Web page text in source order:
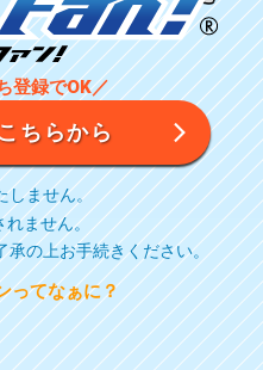
登録でOK／
ちらから
しません。
れません。
承の上お手続きください。
ってなぁに？